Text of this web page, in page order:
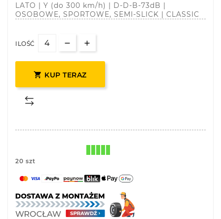
LATO | Y (do 300 km/h) | D-D-B-73dB |
OSOBOWE, SPORTOWE, SEMI-SLICK | CLASSIC
ILOŚĆ
 KUP TERAZ
20 szt